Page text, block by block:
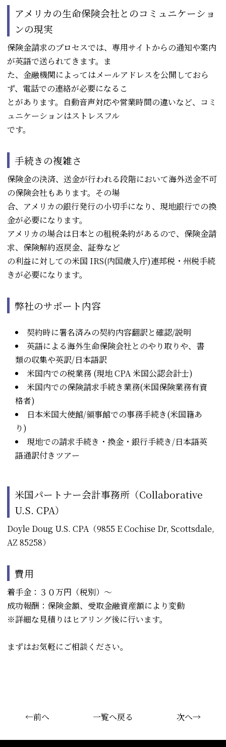
アメリカの生命保険会社とのコミュニケーショ
ンの現実
保険金請求のプロセスでは、専用サイトからの通知や案内
が英語で送られてきます。ま
た、金融機関によってはメールアドレスを公開しておら
ず、電話での連絡が必要になるこ
とがあります。自動音声対応や営業時間の違いなど、コミ
ュニケーションはストレスフル
です。
手続きの複雑さ
保険金の決済、送金が行われる段階において海外送金不可
の保険会社もあります。その場
合、アメリカの銀行発行の小切手になり、現地銀行での換
金が必要になります。
アメリカの場合は日本との租税条約があるので、保険金請
求、保険解約返戻金、証券など
の利益に対しての米国 IRS(内国歳入庁)連邦税・州税手続
きが必要になります。
弊社のサポート内容
契約時に署名済みの契約内容翻訳と確認/説明
英語による海外生命保険会社とのやり取りや、書
類の収集や英訳/日本語訳
米国内での税業務 (現地 CPA 米国公認会計士)
米国内での保険請求手続き業務(米国保険業務有資
格者)
日本米国大使館/領事館での事務手続き(米国籍あ
り)
現地での請求手続き・換金・銀行手続き/日本語英
語通訳付きツアー
米国パートナー会計事務所（Collaborative
U.S. CPA）
Doyle Doug U.S. CPA（9855 E Cochise Dr, Scottsdale,
AZ 85258）
費用
着手金：３０万円（税別）～
成功報酬：保険金額、受取金融資産額により変動
※詳細な見積りはヒアリング後に行います。
まずはお気軽にご相談ください。
←前へ 一覧へ戻る 次へ→